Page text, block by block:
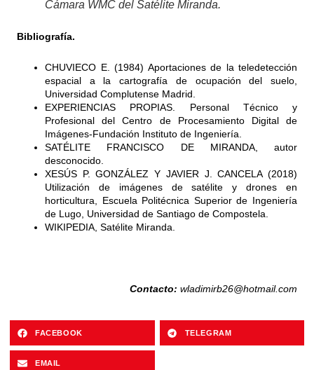
Cámara WMC del Satélite Miranda.
Bibliografía.
CHUVIECO E. (1984) Aportaciones de la teledetección
espacial a la cartografía de ocupación del suelo,
Universidad Complutense Madrid.
EXPERIENCIAS PROPIAS. Personal Técnico y
Profesional del Centro de Procesamiento Digital de
Imágenes-Fundación Instituto de Ingeniería.
SATÉLITE FRANCISCO DE MIRANDA, autor
desconocido.
XESÚS P. GONZÁLEZ Y JAVIER J. CANCELA (2018)
Utilización de imágenes de satélite y drones en
horticultura, Escuela Politécnica Superior de Ingeniería
de Lugo, Universidad de Santiago de Compostela.
WIKIPEDIA, Satélite Miranda.
Contacto: wladimirb26@hotmail.com
FACEBOOK TELEGRAM
EMAIL